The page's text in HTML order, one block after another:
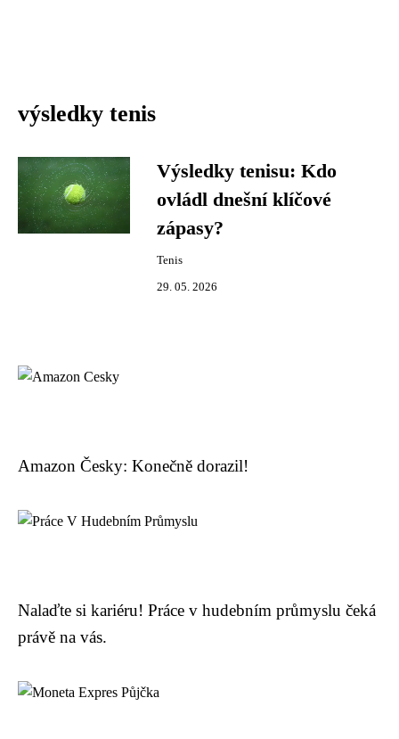
výsledky tenis
Výsledky tenisu: Kdo
ovládl dnešní klíčové
zápasy?
Tenis
29. 05. 2026
Amazon Česky: Konečně dorazil!
Nalaďte si kariéru! Práce v hudebním průmyslu čeká
právě na vás.